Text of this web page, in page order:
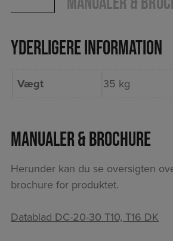
Yderligere information
Vægt 35 kg
Manualer & Brochure
Herunder kan du se oversigten
brochure for produktet.
Datablad DC-20-30 T10, T16 DK